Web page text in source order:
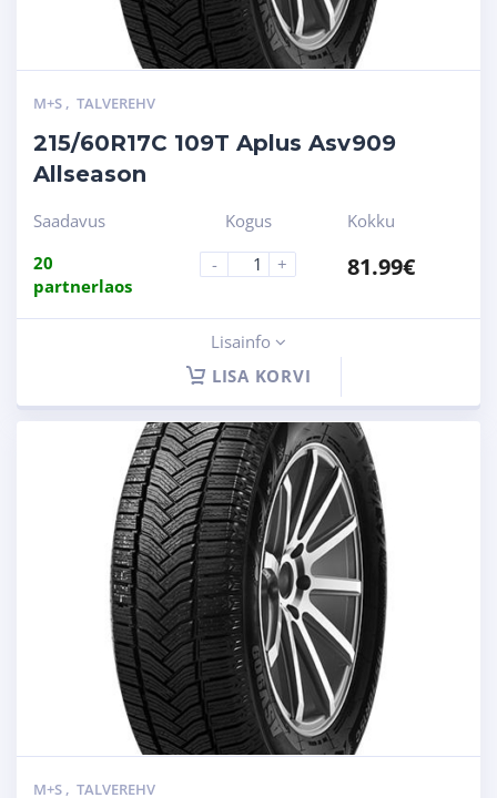
M+S , TALVEREHV
215/60R17C 109T Aplus Asv909
Allseason
Saadavus
20
partnerlaos
Kogus
-
+
Kokku
81.99€
Lisainfo
LISA KORVI
M+S , TALVEREHV